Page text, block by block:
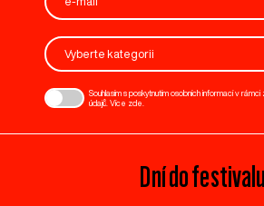
Vyberte kategorii
Souhlasím s poskytnutím osobních informací v
údajů. Více zde
Dní do festivalu